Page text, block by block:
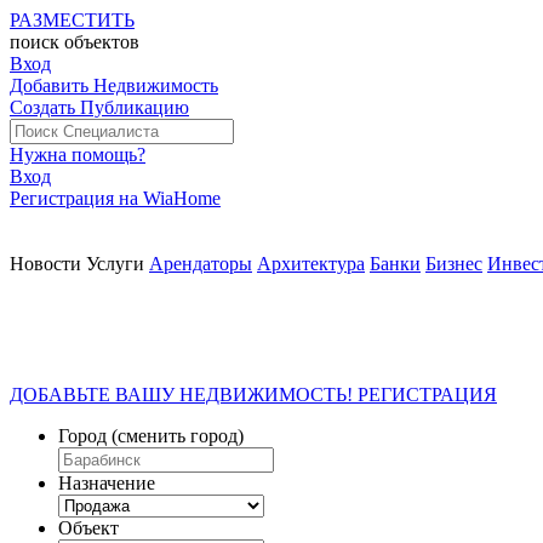
РАЗМЕСТИТЬ
поиск объектов
Вход
Добавить Недвижимость
Создать Публикацию
Нужна помощь?
Вход
Регистрация на WiaHome
Новости Услуги Арендаторы Архитектура Банки Бизнес
ДОБАВЬТЕ ВАШУ НЕДВИЖИМОСТЬ! РЕГИСТРАЦИЯ
Город (сменить город)
Назначение
Объект